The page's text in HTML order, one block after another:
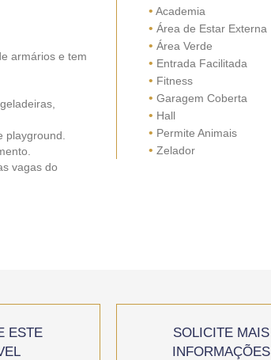
armários e tem
vagas do
• Academia
• Área de Estar Externa
• Área Verde
• Entrada Facilitada
• Fitness
• Garagem Coberta
• Hall
• Permite Animais
• Zelador
ESTE
SOLICITE MAIS
INFORMAÇÕES